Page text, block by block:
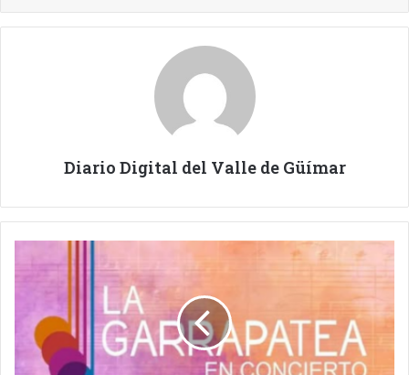
Diario Digital del Valle de Güímar
GARRAPATEA